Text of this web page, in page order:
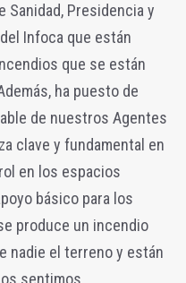
Sanidad, Presidencia y
Infoca que están
que se están
ha puesto de
de nuestros Agentes
clave y fundamental en
en los espacios
básico para los
produce un incendio
nadie el terreno y están
sentimos